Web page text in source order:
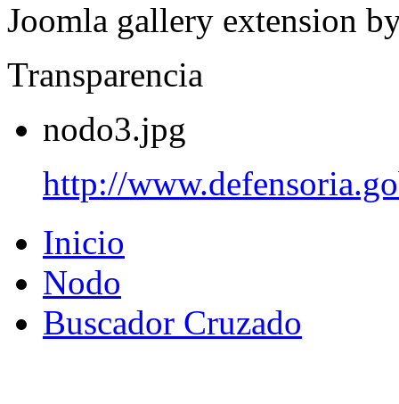
Joomla gallery extension
Transparencia
nodo3.jpg
http://
Inicio
Nodo
Buscador Cruzado